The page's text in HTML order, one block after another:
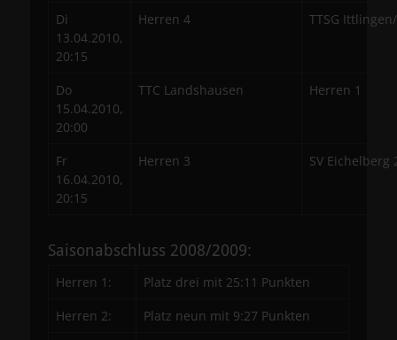
Di
13.04.2010,
20:15
Herren 4 TTSG
Do
15.04.2010,
20:00
TTC Landshausen Herren 1
Fr
16.04.2010,
20:15
Herren 3 SV Eichelberg
Saisonabschluss 2008/2009:
Herren 1:
Platz drei mit 25:11 Punkten
Herren 2:
Platz neun mit 9:27 Punkten